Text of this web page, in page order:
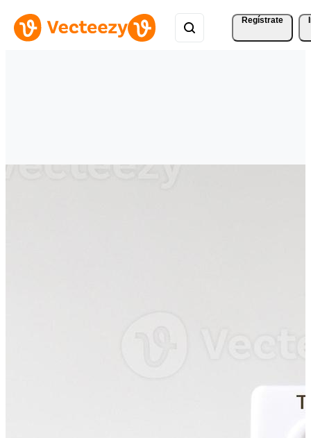
Regístrate